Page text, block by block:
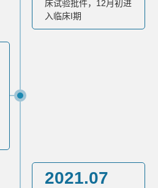
床试验批件，12月初进
入临床I期
2021.07